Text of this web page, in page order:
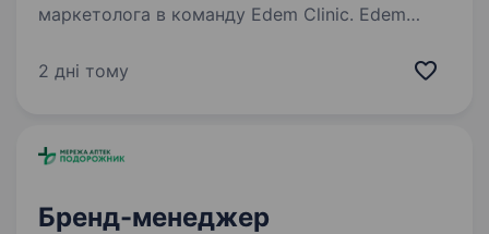
маркетолога в команду Edem Clinic. Edem
палацово-парковий комплекс, розташований
2 дні тому
Бренд-менеджер